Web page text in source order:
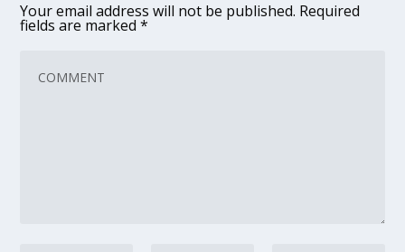
Your email address will not be published. Required
fields are marked*